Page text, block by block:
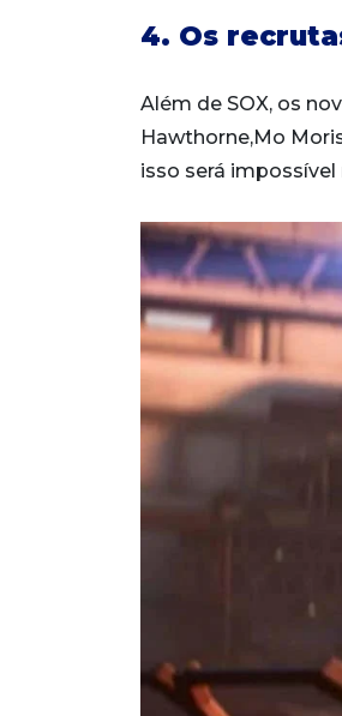
4. Os
Além de SOX, os
Hawthorne,Mo
isso será